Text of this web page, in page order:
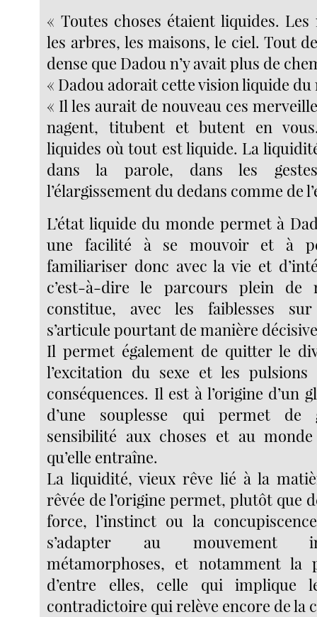
« Toutes choses étaient liquides.
les arbres, les maisons, le ciel. Tout
dense que Dadou n’y avait plus de
« Dadou adorait cette vision liquide du
« Il les aurait de nouveau ces
nagent, titubent et butent en
liquides où tout est liquide. La
dans la parole, dans les
l’élargissement du dedans comme de
L’état liquide du monde permet à
une facilité à se mouvoir et à
familiariser donc avec la vie et
c’est-à-dire le parcours plein de
constitue, avec les faiblesses
s’articule pourtant de manière
Il permet également de quitter le
l’excitation du sexe et les
conséquences. Il est à l’origine d’un
d’une souplesse qui permet de
sensibilité aux choses et au
qu’elle entraîne.
La liquidité, vieux rêve lié à la
rêvée de l’origine permet, plutôt que
force, l’instinct ou la
s’adapter au mouvement
métamorphoses, et notamment la
d’entre elles, celle qui implique
contradictoire qui relève encore de la